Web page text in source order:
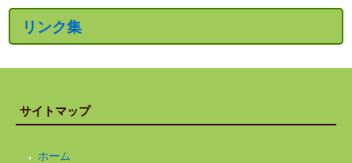
リンク集
サイトマップ
ホーム